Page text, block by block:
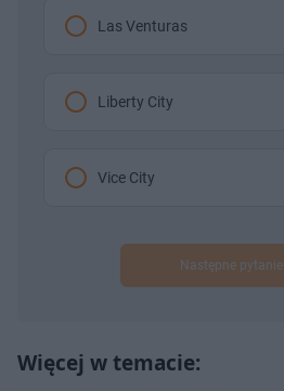
Las Venturas
Liberty City
Vice City
Następne pytanie